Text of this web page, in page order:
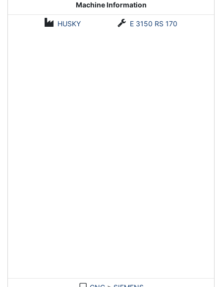
Machine Information
HUSKY E 3150 RS 170